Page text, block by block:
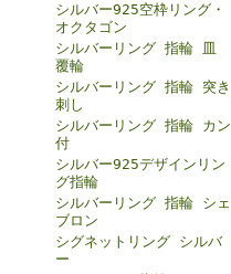
シルバー925空枠リング・
オクタゴン
シルバーリング 指輪 皿
覆輪
シルバーリング 指輪 突き
刺し
シルバーリング 指輪 カン
付
シルバー925デザインリン
グ指輪
シルバーリング 指輪 シェ
ブロン
シグネットリング シルバ
ー